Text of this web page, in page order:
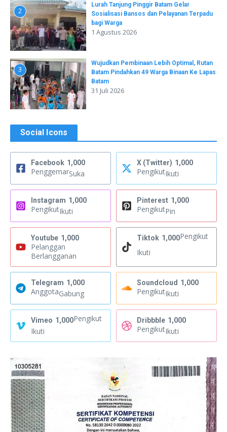
2
Lurah Tanjung Pinggir Batam Gelar
Sosialisasi Bansos dan Pelayanan Terpadu
bagi Warga
1 Agustus 2026
3
Wujudkan Pembinaan Lebih Optimal, Rutan
Batam Pindahkan 49 Warga Binaan Ke Lapas
Batam
31 Juli 2026
Social Icons
Facebook 1,000
PenggemarSuka
X (Twitter) 1,000
PengikutIkuti
Instagram 1,000
PengikutIkuti
Pinterest 1,000
PengikutPin
Youtube 1,000
Pelanggan
Berlangganan
Tiktok 1,000Pengikut
Ikuti
Telegram 1,000
AnggotaGabung
Soundcloud 1,000
PengikutIkuti
Vimeo 1,000Pengikut
Ikuti
Dribbble 1,000
PengikutIkuti